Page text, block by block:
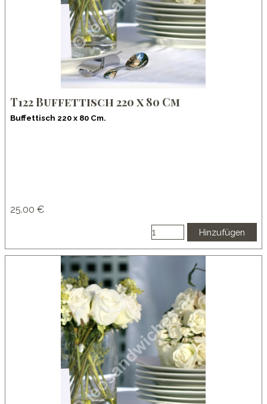
T122 Buffettisch 220 x 80 Cm
Buffettisch 220 x 80 Cm.
25.00 €
Hinzufügen